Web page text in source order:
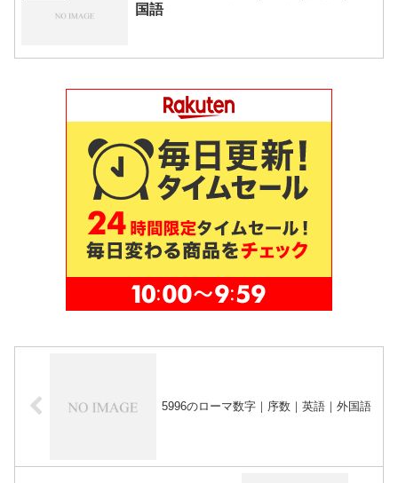
国語
5996のローマ数字｜序数｜英語｜外国語